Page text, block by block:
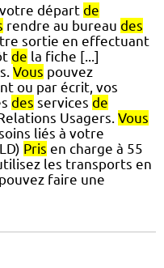
votre départ de
rendre au bureau des
sortie en effectuant
de la fiche [...]
Vous pouvez
ou par écrit, vos
des services de
Usagers. Vous
liés à votre
Pris en charge à 55
les transports en
pouvez faire une